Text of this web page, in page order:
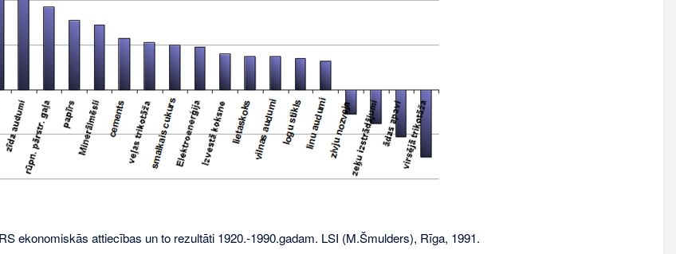
ekonomiskās attiecības un to rezultāti 1920.-1990.gadam. LSI (M.Šmulders), Rīga, 1991.